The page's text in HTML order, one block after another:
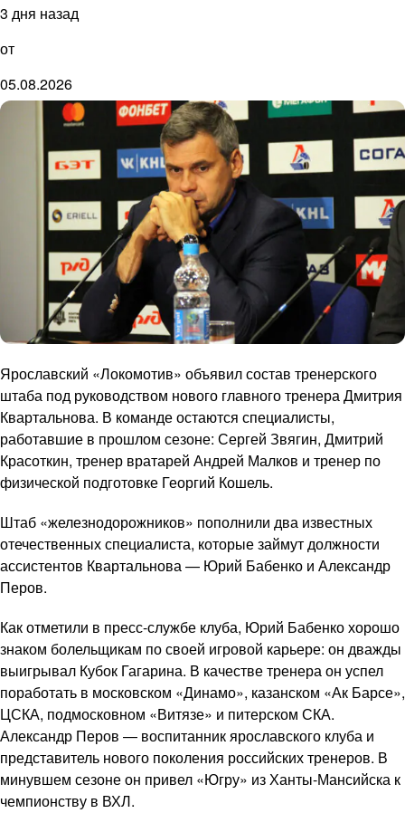
3 дня назад
от
05.08.2026
Ярославский «Локомотив» объявил состав тренерского
штаба под руководством нового главного тренера Дмитрия
Квартальнова. В команде остаются специалисты,
работавшие в прошлом сезоне: Сергей Звягин, Дмитрий
Красоткин, тренер вратарей Андрей Малков и тренер по
физической подготовке Георгий Кошель.
Штаб «железнодорожников» пополнили два известных
отечественных специалиста, которые займут должности
ассистентов Квартальнова — Юрий Бабенко и Александр
Перов.
Как отметили в пресс-службе клуба, Юрий Бабенко хорошо
знаком болельщикам по своей игровой карьере: он дважды
выигрывал Кубок Гагарина. В качестве тренера он успел
поработать в московском «Динамо», казанском «Ак Барсе»,
ЦСКА, подмосковном «Витязе» и питерском СКА.
Александр Перов — воспитанник ярославского клуба и
представитель нового поколения российских тренеров. В
минувшем сезоне он привел «Югру» из Ханты-Мансийска к
чемпионству в ВХЛ.